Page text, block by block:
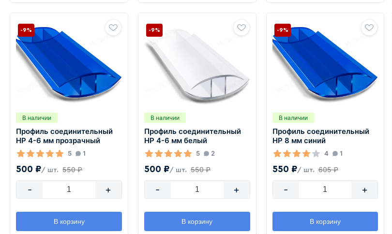
В наличии
Профиль соединительный
HP 4-6 мм прозрачный
5 1
500 ₽/ шт. 550 ₽
-9%
- +
В корзину
В наличии
Профиль соединительный
HP 4-6 мм белый
5 2
500 ₽/ шт. 550 ₽
-9%
- +
В корзину
В наличии
Профиль соединительный
HP 8 мм синий
4 1
550 ₽/ шт. 605 ₽
-9%
- +
В корзину